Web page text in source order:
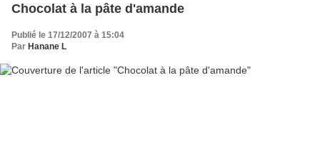
Chocolat à la pâte d'amande
Publié le 17/12/2007 à 15:04
Par Hanane L